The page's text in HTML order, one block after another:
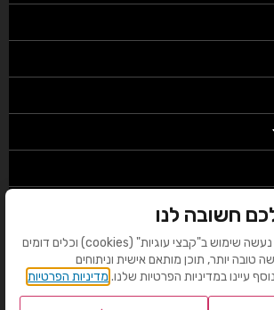
בניית אתרים EMG
חשובה לנו
לידיעתכם, באתר זה נעשה שימוש ב"קבצי עוגיות" (cookies) וכלים דומים
טובה יותר, תוכן מותאם אישית וניתוחים
עיינו במדיניות הפרטיות שלנו. מדיניות הפרטיות